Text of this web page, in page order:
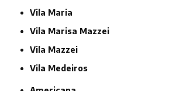
Vila Maria
Vila Marisa Mazzei
Vila Mazzei
Vila Medeiros